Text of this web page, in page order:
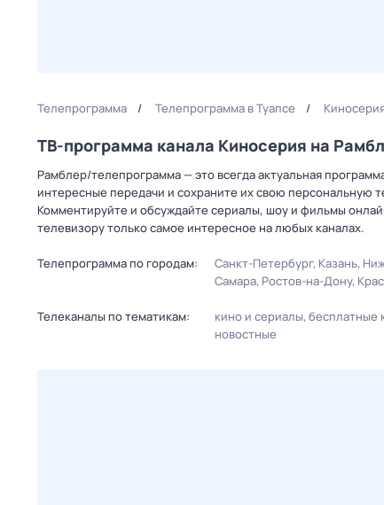
Телепрограмма Телепрограмма в Туапсе
ТВ-программа канала Киносерия на
Рамблер/телепрограмма — это всегда актуальная
интересные передачи и сохраните их свою персональную
Комментируйте и обсуждайте сериалы, шоу и фильмы
телевизору только самое интересное на любых каналах.
Телепрограмма по городам: Санкт-Петербург Казань
Самара Ростов-на-Дону
Телеканалы по тематикам: кино и сериалы бесплатные
новостные